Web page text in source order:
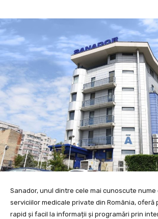
Sanador, unul dintre cele mai cunoscute nume
serviciilor medicale private din România, oferă
rapid și facil la informații și programări prin